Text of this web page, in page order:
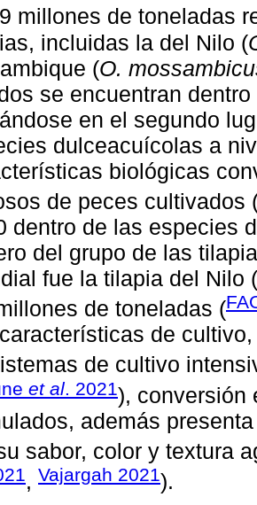
millones de toneladas
incluidas la del Nilo (
(O.
se encuentran
en el segundo
dulceacuícolas a
biológicas
de peces cultivados
dentro de las especies
del grupo de las
fue la tilapia del Nilo (
de toneladas (
de
de cultivo
et al. 2021), conversión
además
sabor, color y textura
, Vajargah 2021).